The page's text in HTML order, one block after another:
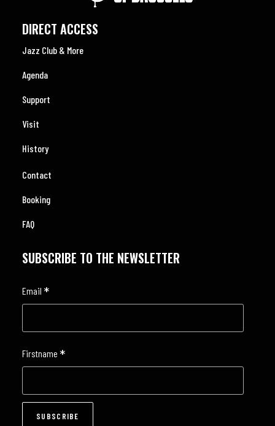
DIRECT ACCESS
Jazz Club & More
Agenda
Support
Visit
History
Contact
Booking
FAQ
SUBSCRIBE TO THE NEWSLETTER
Email *
Firstname *